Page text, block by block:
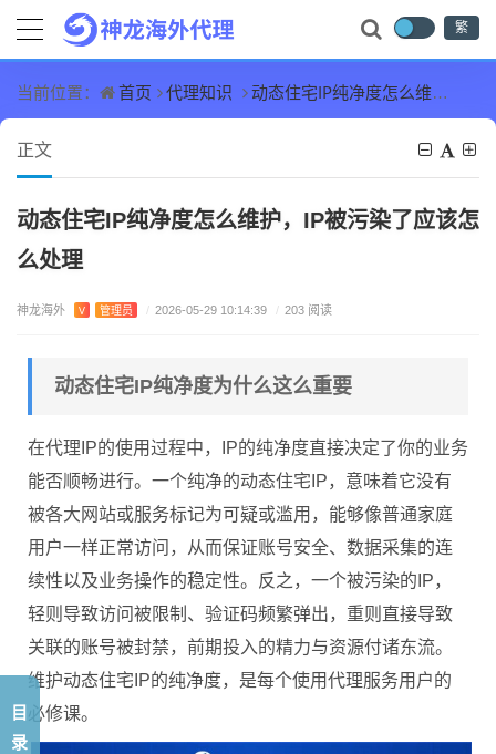
繁
当前位置： 首页 代理知识 动态住宅IP纯净度怎么维护，IP被污染了应该怎么处理
正文
动态住宅IP纯净度怎么维护，IP被污染了应该怎
么处理
神龙海外 V 管理员 / 2026-05-29 10:14:39 / 203 阅读
动态住宅IP纯净度为什么这么重要
在代理IP的使用过程中，IP的纯净度直接决定了你的业务
能否顺畅进行。一个纯净的动态住宅IP，意味着它没有
被各大网站或服务标记为可疑或滥用，能够像普通家庭
用户一样正常访问，从而保证账号安全、数据采集的连
续性以及业务操作的稳定性。反之，一个被污染的IP，
轻则导致访问被限制、验证码频繁弹出，重则直接导致
关联的账号被封禁，前期投入的精力与资源付诸东流。
维护动态住宅IP的纯净度，是每个使用代理服务用户的
必修课。
目
录